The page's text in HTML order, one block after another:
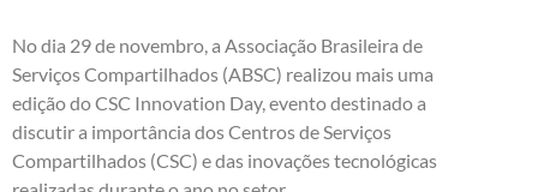
No dia 29 de novembro, a Associação Brasileira de
Serviços Compartilhados (ABSC) realizou mais uma
edição do CSC Innovation Day, evento destinado a
discutir a importância dos Centros de Serviços
Compartilhados (CSC) e das inovações tecnológicas